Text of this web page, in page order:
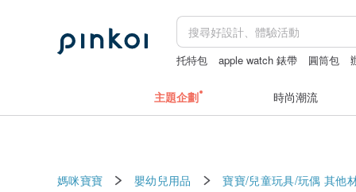
托特包 apple watch 錶帶 圓筒包
主題企劃 時尚潮流
媽咪寶寶 嬰幼兒用品 寶寶/兒童玩具/玩偶 其他